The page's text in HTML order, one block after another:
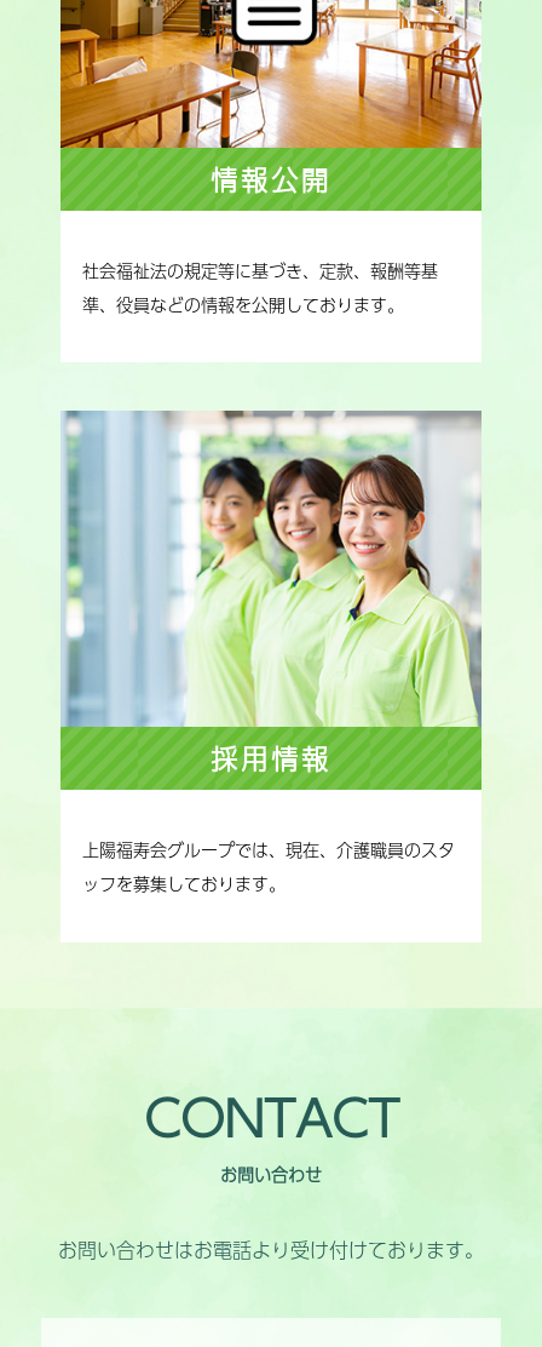
情報公開
社会福祉法の規定等に基づき、定款、報酬等基
準、役員などの情報を公開しております。
採用情報
上陽福寿会グループでは、現在、介護職員のスタ
ッフを募集しております。
CONTACT
お問い合わせ
お問い合わせはお電話より受け付けております。